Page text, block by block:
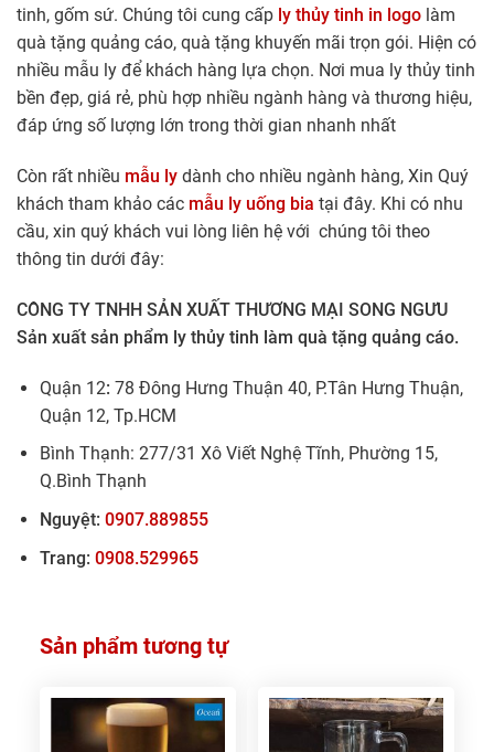
tinh, gốm sứ. Chúng tôi cung cấp ly thủy tinh in logo làm
quà tặng quảng cáo, quà tặng khuyến mãi trọn gói. Hiện có
nhiều mẫu ly để khách hàng lựa chọn. Nơi mua ly thủy tinh
bền đẹp, giá rẻ, phù hợp nhiều ngành hàng và thương hiệu,
đáp ứng số lượng lớn trong thời gian nhanh nhất
Còn rất nhiều mẫu ly dành cho nhiều ngành hàng, Xin Quý
khách tham khảo các mẫu ly uống bia tại đây. Khi có nhu
cầu, xin quý khách vui lòng liên hệ với chúng tôi theo
thông tin dưới đây:
CÔNG TY TNHH SẢN XUẤT THƯƠNG MẠI SONG NGƯU
Sản xuất sản phẩm ly thủy tinh làm quà tặng quảng cáo.
Quận 12: 78 Đông Hưng Thuận 40, P.Tân Hưng Thuận,
Quận 12, Tp.HCM
Bình Thạnh: 277/31 Xô Viết Nghệ Tĩnh, Phường 15,
Q.Bình Thạnh
Nguyệt: 0907.889855
Trang: 0908.529965
Sản phẩm tương tự